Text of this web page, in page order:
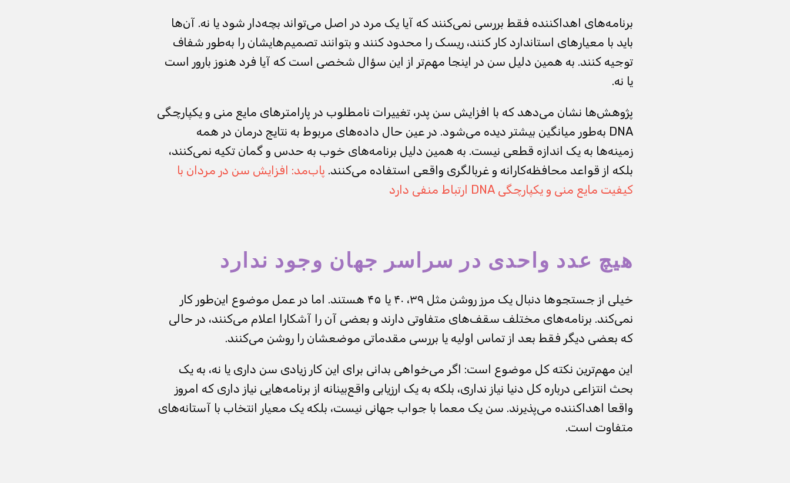
برنامه‌های اهداکننده فقط بررسی نمی‌کنند که آیا یک مرد در اصل می‌تواند بچه‌دار شود یا نه. آن‌ها
باید با معیارهای استاندارد کار کنند، ریسک را محدود کنند و بتوانند تصمیم‌هایشان را به‌طور شفاف
توجیه کنند. به همین دلیل سن در اینجا مهم‌تر از این سؤال شخصی است که آیا فرد هنوز بارور است
یا نه.
پژوهش‌ها نشان می‌دهد که با افزایش سن پدر، تغییرات نامطلوب در پارامترهای مایع منی و یکپارچگی
DNA به‌طور میانگین بیشتر دیده می‌شود. در عین حال داده‌های مربوط به نتایج درمان در همه
زمینه‌ها به یک اندازه قطعی نیست. به همین دلیل برنامه‌های خوب به حدس و گمان تکیه نمی‌کنند،
بلکه از قواعد محافظه‌کارانه و غربالگری واقعی استفاده می‌کنند. پاب‌مد: افزایش سن در مردان با
کیفیت مایع منی و یکپارچگی DNA ارتباط منفی دارد
هیچ عدد واحدی در سراسر جهان وجود ندارد
خیلی از جستجوها دنبال یک مرز روشن مثل ۳۹، ۴۰ یا ۴۵ هستند. اما در عمل موضوع این‌طور کار
نمی‌کند. برنامه‌های مختلف سقف‌های متفاوتی دارند و بعضی آن را آشکارا اعلام می‌کنند، در حالی
که بعضی دیگر فقط بعد از تماس اولیه یا بررسی مقدماتی موضعشان را روشن می‌کنند.
این مهم‌ترین نکته کل موضوع است: اگر می‌خواهی بدانی برای این کار زیادی سن داری یا نه، به یک
بحث انتزاعی درباره کل دنیا نیاز نداری، بلکه به یک ارزیابی واقع‌بینانه از برنامه‌هایی نیاز داری که امروز
واقعا اهداکننده می‌پذیرند. سن یک معما با جواب جهانی نیست، بلکه یک معیار انتخاب با آستانه‌های
متفاوت است.